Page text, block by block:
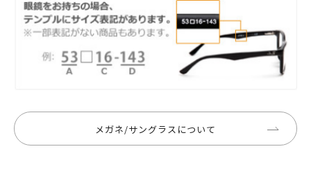
メガネ/サングラスについて